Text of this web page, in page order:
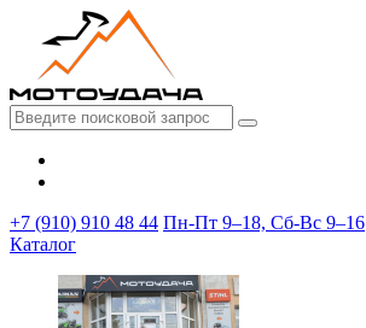
+7 (910) 910 48 44 Пн-Пт 9–18, Сб-Вс 9–16
Каталог